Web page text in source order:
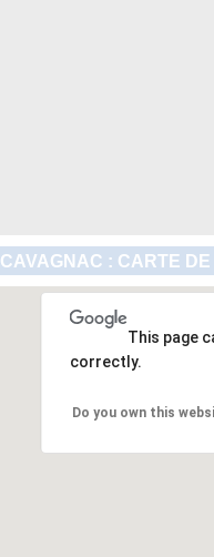
CAVAGNAC : CARTE
This page
correctly.
Do you own this